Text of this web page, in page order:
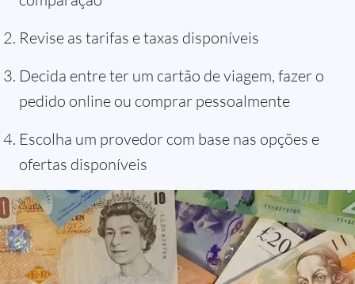
Revise as tarifas e taxas disponíveis
Decida entre ter um cartão de viagem, fazer o
pedido online ou comprar pessoalmente
Escolha um provedor com base nas opções e
ofertas disponíveis